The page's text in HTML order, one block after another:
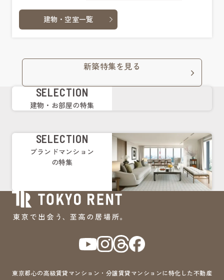
建物・空室一覧
新築特集を見る
SELECTION
建物・お部屋の特集
SELECTION
ブランドマンション
の特集
東京都心の高級賃貸マンション・分譲賃貸マンションに特化した不動産